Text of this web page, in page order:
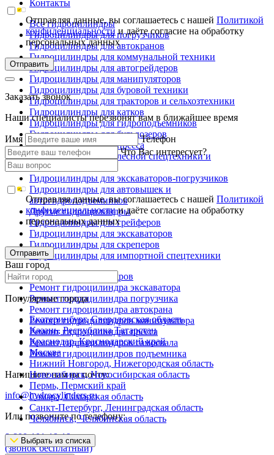
Контакты
Все гидроцилиндры
Гидроцилиндры для погрузчиков
Гидроцилиндры для автокранов
Гидроцилиндры для коммунальной техники
Гидроцилиндры для автогрейдеров
Гидроцилиндры для манипуляторов
Гидроцилиндры для буровой техники
Гидроцилиндры для тракторов и сельхозтехники
Гидроцилиндры для катков
Гидроцилиндры для гидроподъемников
Гидроцилиндры для бульдозеров
Гидроцилиндры для пресса
Гидроцилиндры для лесной спецтехники и
металловозов
Гидроцилиндры для экскаваторов-погрузчиков
Гидроцилиндры для автовышек и
автогидроподъемников
Другие гидроцилиндры
Гидроцилиндры для грейферов
Гидроцилиндры для экскаваторов
Гидроцилиндры для скреперов
Гидроцилиндры для импортной спецтехники
Ремонт гидроцилиндров
Ремонт гидроцилиндра экскаватора
Ремонт гидроцилиндра погрузчика
Ремонт гидроцилиндра автокрана
Ремонт гидроцилиндров манипулятора
Ремонт гидроцилиндра пресса
Ремонт гидроцилиндров самосвала
Ремонт гидроцилиндров подъемника
Напишите нам на почту:
info@hydrocylinders.ru
Или позвоните по телефону:
8-800-101-19-19
(звонок бесплатный)
Отправляя данные, вы соглашаетесь с нашейПолитикой
конфиденциальностии даёте согласие на обработку
персональных данных
Отправить
Заказать звонок
Наши специалисты перезвонят вам в ближайшее время
Имя
Телефон
Что Вас интересует?
Отправляя данные, вы соглашаетесь с нашейПолитикой
конфиденциальностии даёте согласие на обработку
персональных данных
Отправить
Ваш город
Популярные города
Екатеринбург, Свердловская область
Казань, Республика Татарстан
Краснодар, Краснодарский край
Москва
Нижний Новгород, Нижегородская область
Новосибирск, Новосибирская область
Пермь, Пермский край
Самара, Самарская область
Санкт-Петербург, Ленинградская область
Челябинск, Челябинская область
Выбрать из списка